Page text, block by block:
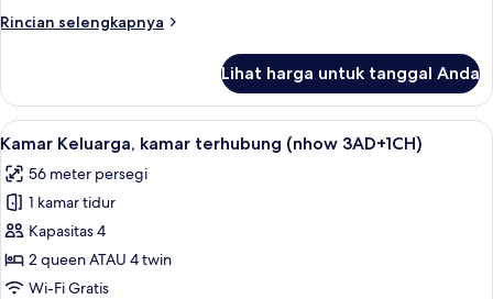
(nhow
Rincian selengkapnya
Rincian
Kamar
Keluarga,
kamar
(nhow
2AD+2CH)
Lihat harga untuk tanggal Anda
Lihat
semua
foto
untuk
Kamar
Keluarga,
kamar
Seprai premium, minibar, brankas,
7
Kamar Keluarga, kamar terhubung (nhow 3AD+1CH)
56 meter persegi
1 kamar tidur
Kapasitas 4
2 queen ATAU 4 twin
Wi-Fi Gratis